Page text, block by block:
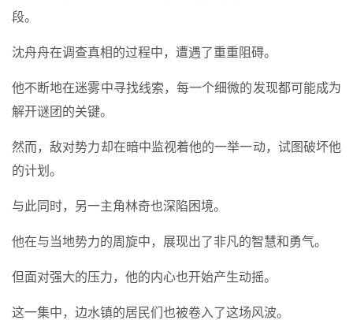
段。
沈舟舟在调查真相的过程中，遭遇了重重阻碍。
他不断地在迷雾中寻找线索，每一个细微的发现都可能成为
解开谜团的关键。
然而，敌对势力却在暗中监视着他的一举一动，试图破坏他
的计划。
与此同时，另一主角林奇也深陷困境。
他在与当地势力的周旋中，展现出了非凡的智慧和勇气。
但面对强大的压力，他的内心也开始产生动摇。
这一集中，边水镇的居民们也被卷入了这场风波。